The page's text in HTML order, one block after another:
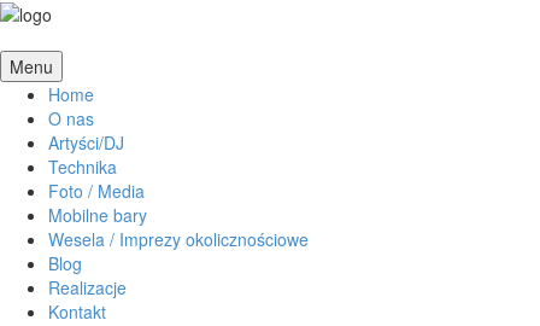
Menu
Home
O nas
Artyści/DJ
Technika
Foto / Media
Mobilne bary
Wesela / Imprezy okolicznościowe
Blog
Realizacje
Kontakt